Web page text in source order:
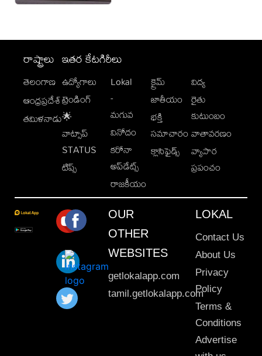
రాష్ట్రాలు
తెలంగాణ
ఆంధ్రప్రదేశ్
తమిళనాడు
ఇతర కేటగిరీలు
ఉద్యోగాలు
ట్రెండింగ్
🌟
వాట్సాప్
STATUS
టిప్స్
Lokal
-
మగువ
వినోదం
కరోనా
అప్‌డేట్స్
రాజకీయం
క్రైమ్
జాతీయం
భక్తి
సమాచారం
క్లాసిఫైడ్స్
విద్య
రైతు
కుటుంబం
వాతావరణం
వ్యాపార
ప్రపంచం
OUR
OTHER
WEBSITES
getlokalapp.com
tamil.getlokalapp.com
LOKAL
Contact Us
About Us
Privacy
Policy
Terms &
Conditions
Advertise